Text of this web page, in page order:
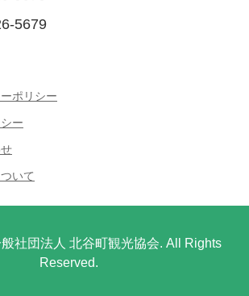
5679
ポリシー
ー
いて
社団法人 北谷町観光協会. All Rights
Reserved.